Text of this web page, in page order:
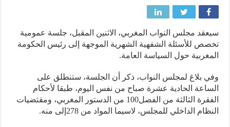
مجلس النواب المغربي، الاثنين المقبل، جلسة عمومية
للأسئلة الشفهية الشهرية الموجهة إلى رئيس الحكومة
حول السياسة العامة.
بلاغ لمجلس النواب، ذكر أن الجلسة، ستنطلق على
الحادية عشرة صباح من نفس اليوم، طبقا لأحكام
الفقرة الثالثة من الفصل100 من الدستور المغربي، ومقتضيات
الداخلي للمجلس، لاسيما المواد من 278إلى منه.